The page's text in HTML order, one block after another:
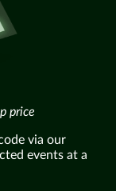
price
via our
events at a